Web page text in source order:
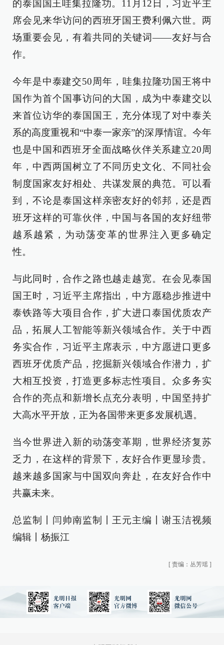
的泰国国王哇集拉隆功。11月12日，习近平主
席会见来华访问的西班牙国王费利佩六世。两
场重要会见，有着共同的关键词——友好与合
作。
今年是中泰建交50周年，哇集拉隆功国王将中
国作为首个国事访问的大国，成为中泰建交以
来首位访华的泰国国王，充分体现了对中泰关
系的高度重视和“中泰一家亲”的深厚情谊。今年
也是中国和西班牙全面战略伙伴关系建立20周
年，中西两国树立了不同历史文化、不同社会
制度国家友好相处、共谋发展的典范。可以看
到，不论是泰国这样亲密友好的邻邦，还是西
班牙这样的可靠伙伴，中国与各国的友好纽带
越系越紧，为动荡变革的世界注入更多确定
性。
与此同时，合作之路也越走越宽。在会见泰国
国王时，习近平主席指出，中方愿稳步推进中
泰铁路等大项目合作，扩大进口泰国优质农产
品，拓展人工智能等新兴领域合作。关于中西
务实合作，习近平主席表示，中方愿进口更多
西班牙优质产品，挖掘新兴领域合作潜力，扩
大相互投资，打造更多标志性项目。众多务实
合作的亮点和新增长点充分表明，中国坚持扩
大高水平开放，正为各国带来更多发展机遇。
当今世界进入新的动荡变革期，世界经济复苏
乏力，在这样的背景下，友好合作更显珍贵。
越来越多国家与中国双向奔赴，在友好合作中
共赢未来。
总监制丨闫帅南监制丨王元主编丨谢玉洁视频
编辑丨杨振江
[ 责编：丛芳瑶 ]